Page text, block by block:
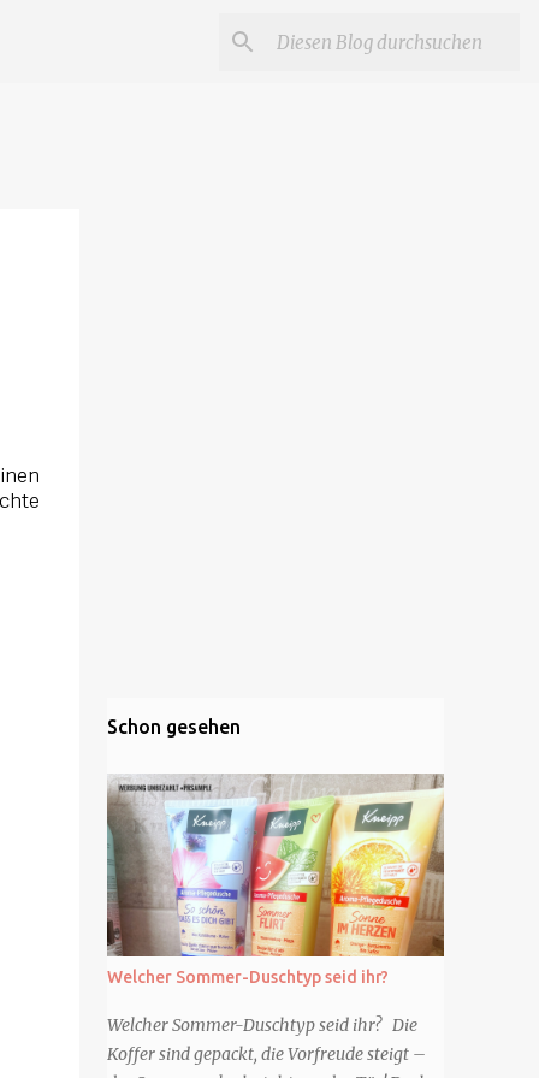
Schon gesehen
Welcher Sommer-Duschtyp seid ihr?
Welcher Sommer-Duschtyp seid ihr? Die
Koffer sind gepackt, die Vorfreude steigt –